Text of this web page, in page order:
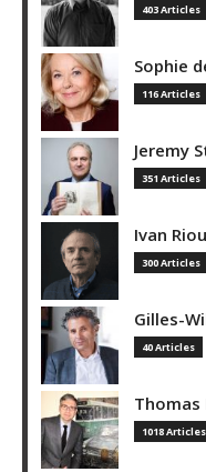
403 Articles
Sophie
116 Articles
Jeremy
351 Articles
Ivan
300 Articles
Gilles-
40 Articles
Thomas
1018 Articles